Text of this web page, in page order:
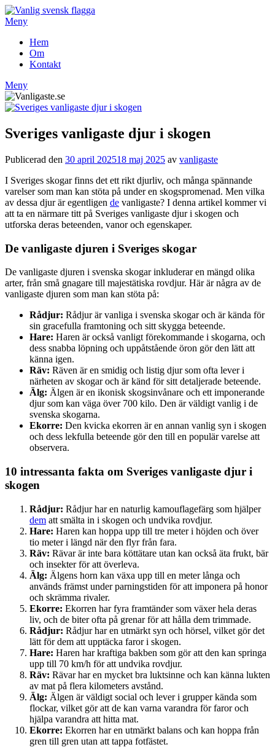
Hoppa
till
Meny
Hem
Om
Kontakt
Meny
Sveriges vanligaste djur i skogen
Publicerad den 30 april 202518 maj 2025 av vanligaste
I Sveriges skogar finns det ett rikt djurliv, och många spännande
varelser som man kan stöta på under en skogspromenad. Men vilka
av dessa djur är egentligen de vanligaste? I denna artikel kommer vi
att ta en närmare titt på Sveriges vanligaste djur i skogen och
utforska deras beteenden, vanor och egenskaper.
De vanligaste djuren i Sveriges skogar
De vanligaste djuren i svenska skogar inkluderar en mängd olika
arter, från små gnagare till majestätiska rovdjur. Här är några av de
vanligaste djuren som man kan stöta på:
Rådjur: Rådjur är vanliga i svenska skogar och är kända för
sin gracefulla framtoning och sitt skygga beteende.
Hare: Haren är också vanligt förekommande i skogarna, och
dess snabba löpning och uppåtstående öron gör den lätt att
känna igen.
Räv: Räven är en smidig och listig djur som ofta lever i
närheten av skogar och är känd för sitt detaljerade beteende.
Älg: Älgen är en ikonisk skogsinvånare och ett imponerande
djur som kan väga över 700 kilo. Den är väldigt vanlig i de
svenska skogarna.
Ekorre: Den kvicka ekorren är en annan vanlig syn i skogen
och dess lekfulla beteende gör den till en populär varelse att
observera.
10 intressanta fakta om Sveriges vanligaste djur i
skogen
Rådjur: Rådjur har en naturlig kamouflagefärg som hjälper
dem att smälta in i skogen och undvika rovdjur.
Hare: Haren kan hoppa upp till tre meter i höjden och över
tio meter i längd när den flyr från fara.
Räv: Rävar är inte bara köttätare utan kan också äta frukt, bär
och insekter för att överleva.
Älg: Älgens horn kan växa upp till en meter långa och
används främst under parningstiden för att imponera på honor
och skrämma rivaler.
Ekorre: Ekorren har fyra framtänder som växer hela deras
liv, och de biter ofta på grenar för att hålla dem trimmade.
Rådjur: Rådjur har en utmärkt syn och hörsel, vilket gör det
lätt för dem att upptäcka faror i skogen.
Hare: Haren har kraftiga bakben som gör att den kan springa
upp till 70 km/h för att undvika rovdjur.
Räv: Rävar har en mycket bra luktsinne och kan känna lukten
av mat på flera kilometers avstånd.
Älg: Älgen är väldigt social och lever i grupper kända som
flockar, vilket gör att de kan varna varandra för faror och
hjälpa varandra att hitta mat.
Ekorre: Ekorren har en utmärkt balans och kan hoppa från
gren till gren utan att tappa fotfästet.